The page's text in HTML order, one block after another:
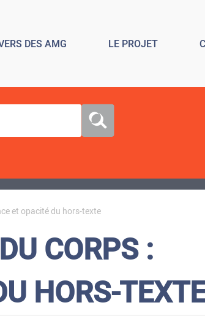
DES AMG LE PROJET
et opacité du hors-texte
CORPS :
HORS-